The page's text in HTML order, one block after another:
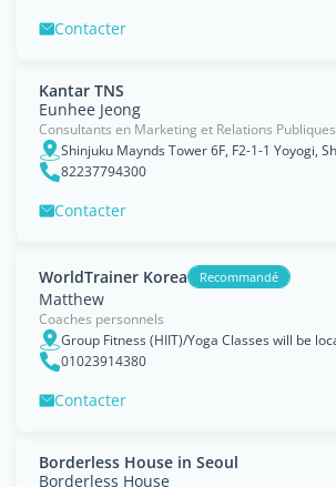
Contacter
Kantar TNS
Eunhee Jeong
Consultants en Marketing et Relations Publiques
82237794300
Contacter
WorldTrainer Korea Recommandé
Matthew
Coaches personnels
01023914380
Contacter
Borderless House in Seoul
Borderless House